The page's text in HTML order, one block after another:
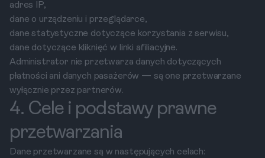
adres IP,
dane o urządzeniu i przeglądarce,
dane statystyczne dotyczące korzystania z serwisu,
dane dotyczące kliknięć w linki afiliacyjne.
Administrator nie przetwarza danych dotyczących
płatności ani danych pasażerów — są one przetwarzane
wyłącznie przez partnerów.
4. Cele i podstawy prawne
przetwarzania
Dane przetwarzane są w następujących celach: